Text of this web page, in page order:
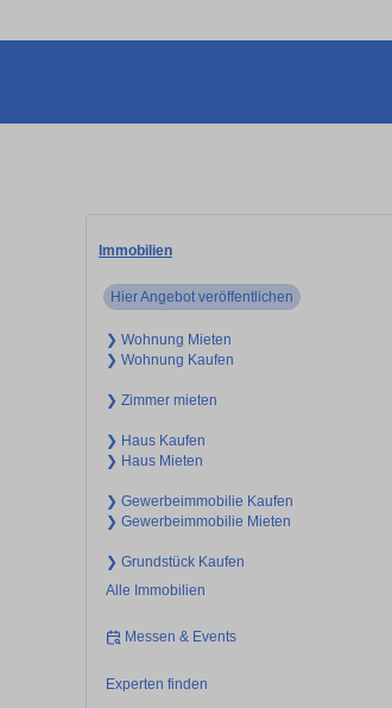
Immobilien
Hier Angebot veröffentlichen
❯ Wohnung Mieten
❯ Wohnung Kaufen
❯ Zimmer mieten
❯ Haus Kaufen
❯ Haus Mieten
❯ Gewerbeimmobilie Kaufen
❯ Gewerbeimmobilie Mieten
❯ Grundstück Kaufen
Alle Immobilien
Messen & Events
Experten finden